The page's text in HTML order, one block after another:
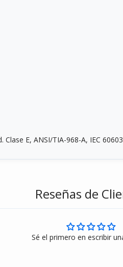
E, ANSI/TIA-968-A, IEC
Reseñas de
Sé el primero en escribir
Compra ahora y paga
Meses sin Tarjeta.
En tu cuenta de Mercado Pago,
mesesy confirma.